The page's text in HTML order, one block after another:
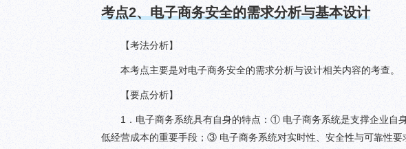
考点2、电子商务安全的需求分析与基本设计
【考法分析】
本考点主要是对电子商务安全的需求分析与设计相关内容的考查。
【要点分析】
1．电子商务系统具有自身的特点：① 电子商务系统是支撑企业
低经营成本的重要手段；③ 电子商务系统对实时性、安全性与可靠性